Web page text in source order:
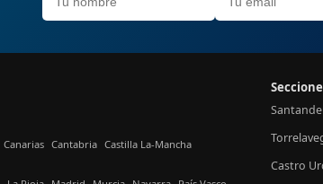
Canarias Cantabria Castilla La-Mancha
Castro